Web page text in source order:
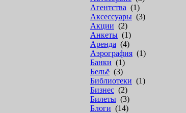
Агентства (1)
Аксессуары (3)
Акции (2)
Анкеты (1)
Аренда (4)
Аэрография (1)
Банки (1)
Бельё (3)
Библиотеки (1)
Бизнес (2)
Билеты (3)
Блоги (14)